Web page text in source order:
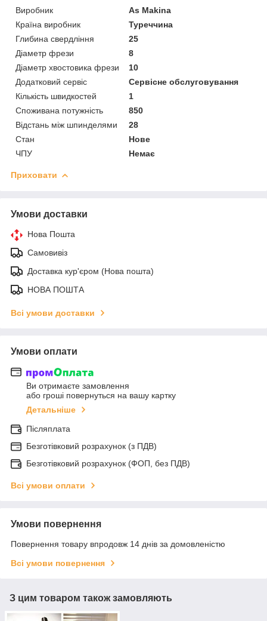
Виробник
As Makina
Країна виробник
Туреччина
Глибина свердління
25
Діаметр фрези
8
Діаметр хвостовика фрези
10
Додатковий сервіс
Сервісне обслуговування
Кількість швидкостей
1
Споживана потужність
850
Відстань між шпинделями
28
Стан
Нове
ЧПУ
Немає
Приховати
Умови доставки
Нова Пошта
Самовивіз
Доставка кур'єром (Нова пошта)
НОВА ПОШТА
Всі умови доставки
Умови оплати
Ви отримаєте замовлення
або гроші повернуться на вашу картку
Детальніше
Післяплата
Безготівковий розрахунок (з ПДВ)
Безготівковий розрахунок (ФОП, без ПДВ)
Всі умови оплати
Умови повернення
Повернення товару впродовж 14 днів за домовленістю
Всі умови повернення
З цим товаром також замовляють